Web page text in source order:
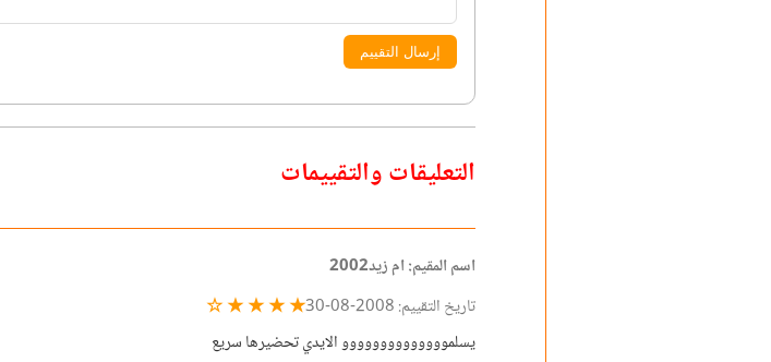
إرسال التقييم
التعليقات والتقييمات
اسم المقيم: ام زيد2002
تاريخ التقييم: 2008-08-30
★ ★ ★ ★ ☆
يسلموووووووووووووو الايدي تحضيرها سريع